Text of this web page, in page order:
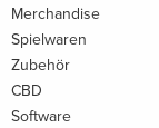
Merchandise
Spielwaren
Zubehör
CBD
Software